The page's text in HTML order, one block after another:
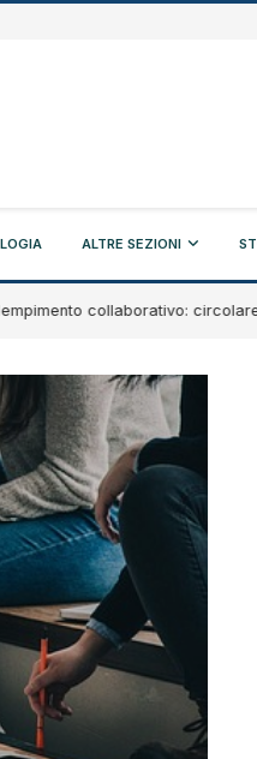
ALTRE SEZIONI
collaborativo: circolare 6/E